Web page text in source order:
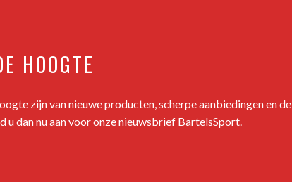
HOOGTE
zijn van nieuwe producten, scherpe aanbiedingen en de
u dan nu aan voor onze nieuwsbrief BartelsSport.